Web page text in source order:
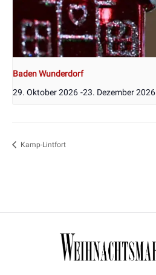
Baden Wunderdorf
29. Oktober 2026 -23. Dezember 2026
Kamp-Lintfort